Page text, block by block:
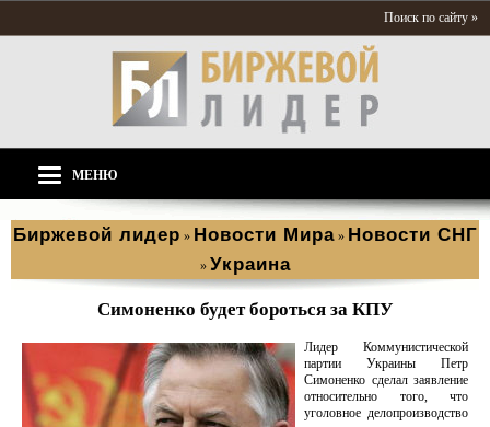
Поиск по сайту »
МЕНЮ
Биржевой лидер » Новости Мира » Новости СНГ
» Украина
Симоненко будет бороться за КПУ
Лидер Коммунистической
партии Украины Петр
Симоненко сделал заявление
относительно того, что
уголовное делопроизводство